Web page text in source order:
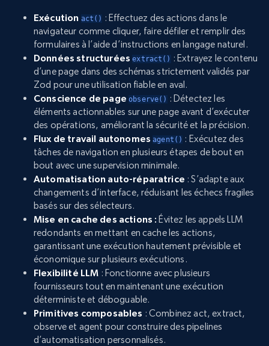
Exécution act() : Effectuez des actions dans le
navigateur comme cliquer, faire défiler et remplir des
formulaires à l’aide d’instructions en langage naturel.
Données structuréesextract() : Extrayez le contenu
d’une page dans des schémas strictement validés par
Zod pour une utilisation fiable en aval.
Conscience de pageobserve() : Détectez les
éléments actionnables sur une page avant d’exécuter
des opérations, améliorant la sécurité et la précision.
Flux de travail autonomesagent() : Exécutez des
tâches de navigation en plusieurs étapes de bout en
bout avec une supervision minimale.
Automatisation auto-réparatrice : S’adapte aux
changements d’interface, réduisant les échecs fragiles
basés sur des sélecteurs.
Mise en cache des actions : Évitez les appels LLM
redondants en mettant en cache les actions,
garantissant une exécution hautement prévisible et
économique sur plusieurs exécutions.
Flexibilité LLM : Fonctionne avec plusieurs
fournisseurs tout en maintenant une exécution
déterministe et déboguable.
Primitives composables : Combinez act, extract,
observe et agent pour construire des pipelines
d’automatisation personnalisés.